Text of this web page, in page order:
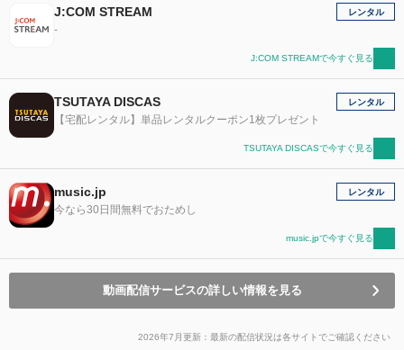
J:COM STREAM
-
レンタル
J:COM STREAMで今すぐ見る
TSUTAYA DISCAS
【宅配レンタル】単品レンタルクーポン1枚プレゼント
レンタル
TSUTAYA DISCASで今すぐ見る
music.jp
今なら30日間無料でおためし
レンタル
music.jpで今すぐ見る
動画配信サービスの詳しい情報を見る
2026年7月更新：最新の配信状況は各サイトでご確認ください